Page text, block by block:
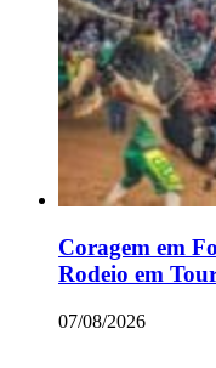
Coragem em
Rodeio em
07/08/2026